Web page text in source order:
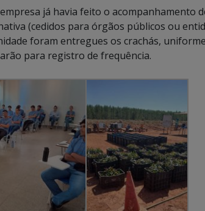
já havia feito o acompanhamento
(cedidos para órgãos públicos ou
foram entregues os crachás,
para registro de frequência.